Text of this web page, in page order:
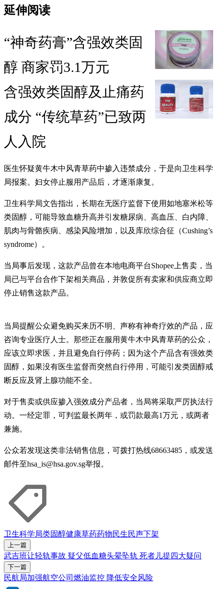
延伸阅读
“神奇药膏”含强效类固
醇 商家罚3.1万元
含强效类固醇及止痛药
成分 “传统草药”已致两
人入院
医生怀疑黄牛木中风青草药中掺入违禁成分，于是向卫生科学
局报案。妇女停止服用产品后，才逐渐康复。
卫生科学局文告指出，长期在无医疗监督下使用如地塞米松等
类固醇，可能导致血糖升高并引发糖尿病、高血压、白内障、
肌肉与骨骼疾病、感染风险增加，以及库欣综合征（Cushing’s
syndrome）。
当局事后发现，这款产品曾在本地电商平台Shopee上售卖，当
局已与平台合作下架相关商品，并敦促所有卖家和供应商立即
停止销售这款产品。
当局提醒公众避免购买来历不明、声称有神奇疗效的产品，应
咨询专业医疗人士。那些正在服用黄牛木中风青草药的公众，
应该立即求医，并且避免自行停药；因为这个产品含有强效类
固醇，如果没有医生监督而突然自行停用，可能引发类固醇戒
断反应及肾上腺功能不全。
对于售卖或供应掺入强效成分产品者，当局将采取严厉执法行
动。一经定罪，可判监最长两年，或罚款最高1万元，或两者
兼施。
公众若发现这类非法销售信息，可拨打热线68663485，或发送
邮件至hsa_is@hsa.gov.sg举报。
卫生科学局类固醇健康草药药物民生民声下架
上一篇
武吉班让轻轨事故 疑父低血糖头晕坠轨 死者儿提四大疑问
下一篇
民航局加强航空公司燃油监控 降低安全风险